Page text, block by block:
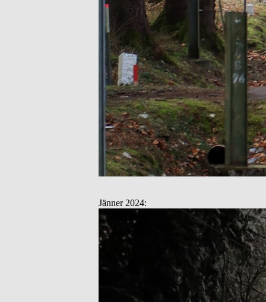
Jänner 2024: